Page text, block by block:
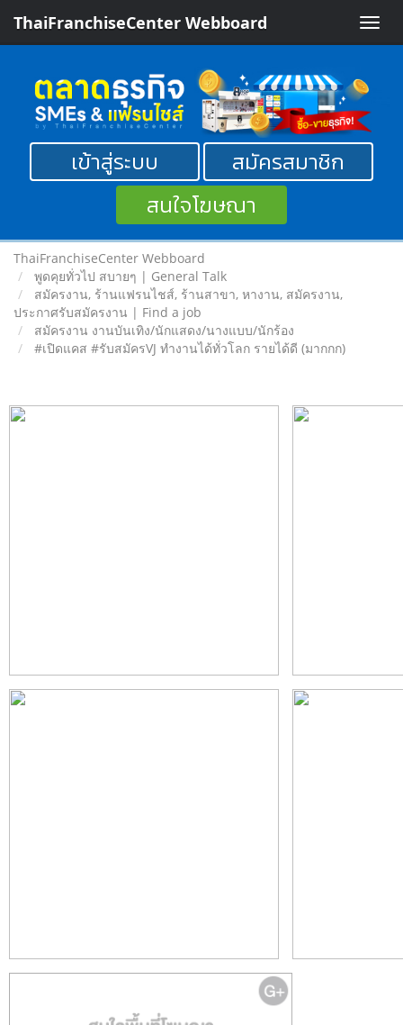
Toggle
ThaiFranchiseCenter Webboard
เข้าสู่ระบบ
สมัครสมาชิก
สนใจโฆษณา
ThaiFranchiseCenter Webboard
พูดคุยทั่วไป สบายๆ | General Talk
สมัครงาน, ร้านแฟรนไชส์, ร้านสาขา, หางาน, สมัครงาน,
ประกาศรับสมัครงาน | Find a job
สมัครงาน งานบันเทิง/นักแสดง/นางแบบ/นักร้อง
#เปิดแคส #รับสมัครVJ ทำงานได้ทั่วโลก รายได้ดี (มากกก)